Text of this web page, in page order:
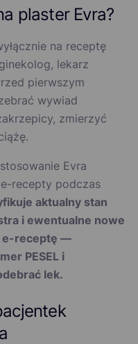
plaster Evra?
na receptę
lekarz
pierwszym
wywiad
zmierzyć
Evra
recepty podczas
aktualny stan
i ewentualne nowe
e-receptę —
PESEL i
lek.